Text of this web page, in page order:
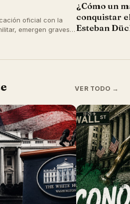
oficial con la
emergen graves
¿Cómo un
conquistar
Esteban
VER TODO →